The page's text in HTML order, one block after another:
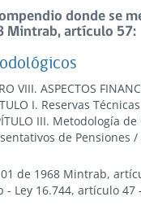
donde se
Mintrab, artículo 57:
VIII. ASPECTOS
I. Reservas Técnicas
III. Metodología
de Pensiones /
de 1968 Mintrab,
- Ley 16.744, artículo 47 -